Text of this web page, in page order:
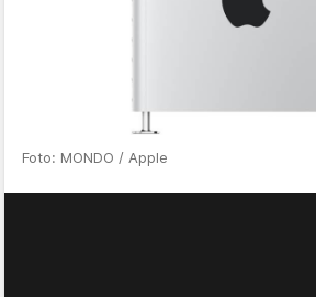
Foto: MONDO / Apple